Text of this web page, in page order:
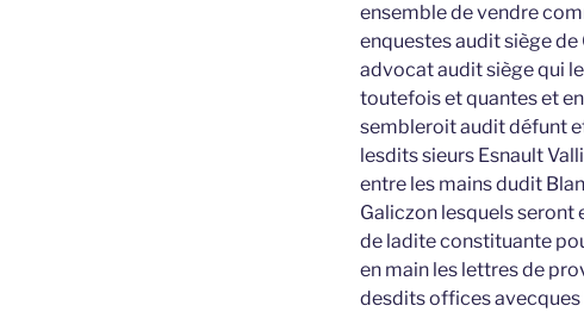
ensemble de vendre
enquestes audit siège
advocat audit siège qui
toutefois et quantes et
sembleroit audit défunt
lesdits sieurs Esnault
entre les mains dudit
Galiczon lesquels
de ladite constituante
en main les lettres de
desdits offices avecques